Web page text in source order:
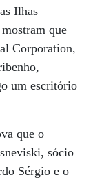
Ilhas
que
Corporation,
um escritório
que o
sócio
Sérgio e o